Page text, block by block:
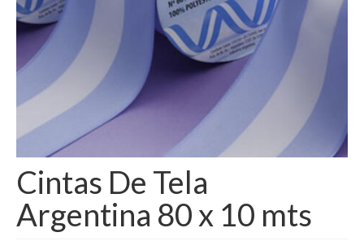
Cintas De Tela
Argentina 80 x 10 mts